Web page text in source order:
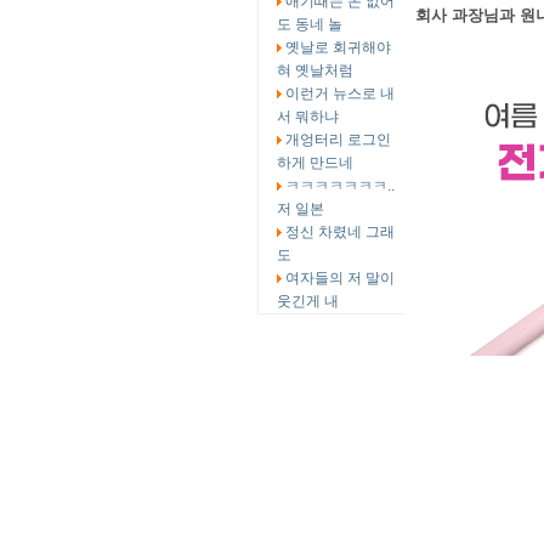
도 동네 놀
옛날로 회귀해야
혀 옛날처럼
이런거 뉴스로 내
서 뭐하냐
개엉터리 로그인
하게 만드네
ㅋㅋㅋㅋㅋㅋㅋ..
저 일본
정신 차렸네 그래
도
여자들의 저 말이
웃긴게 내
회사 과장님과 원